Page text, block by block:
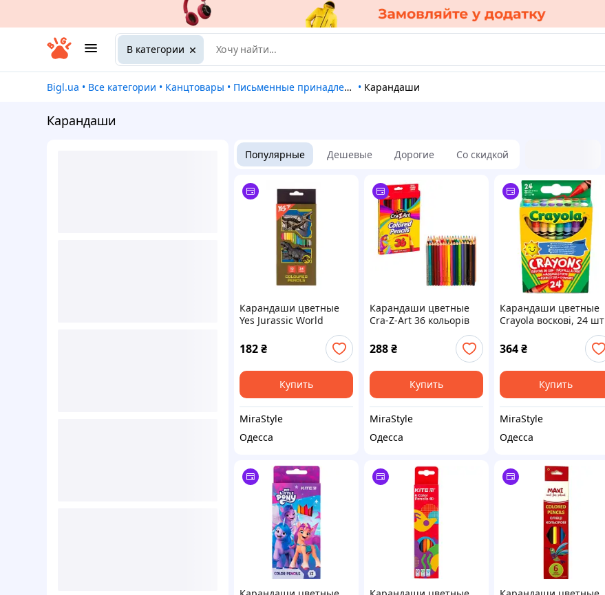
В категории
Bigl.ua • Все категории • Канцтовары • Письменные принадлежности • Карандаши
Карандаши
Популярные Дешевые Дорогие Со скидкой
Карандаши цветные
Yes Jurassic World
(хаки) двухсторонние
12 шт. 24 цв (290748)
182₴
Купить
MiraStyle
Одесса
Карандаши цветные
Cra-Z-Art 36 кольорів
288₴
Купить
MiraStyle
Одесса
Карандаши цветные
Crayola воскові, 24 шт
364 ₴
Купить
MiraStyle
Одесса